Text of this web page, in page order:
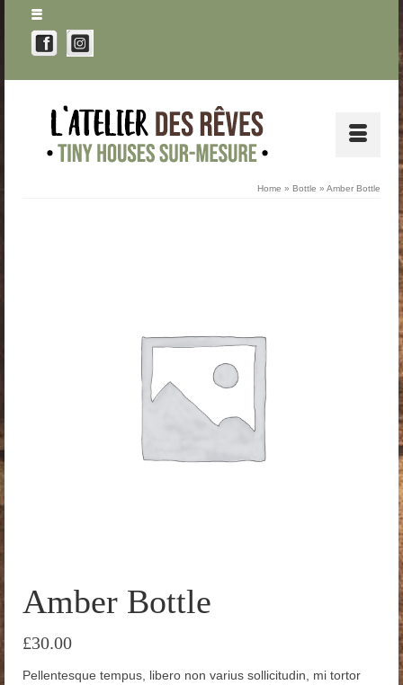
Home » Bottle » Amber Bottle
Amber Bottle
£30.00
Pellentesque tempus, libero non varius sollicitudin, mi tortor